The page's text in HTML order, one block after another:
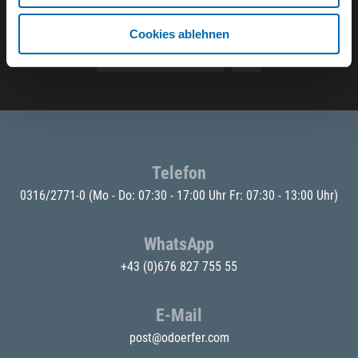
Cookies ablehnen
Der ODÖRFER Newsletter
E-Mail eingeben
Telefon
0316/2771-0 (Mo - Do: 07:30 - 17:00 Uhr Fr: 07:30 - 13:00 Uhr)
WhatsApp
+43 (0)676 827 755 55
E-Mail
post@odoerfer.com